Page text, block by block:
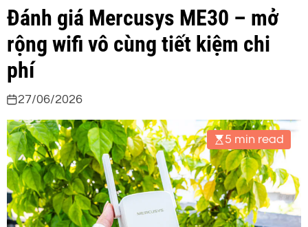
Đánh giá Mercusys ME30 – mở
rộng wifi vô cùng tiết kiệm chi
phí
27/06/2026
5 min read